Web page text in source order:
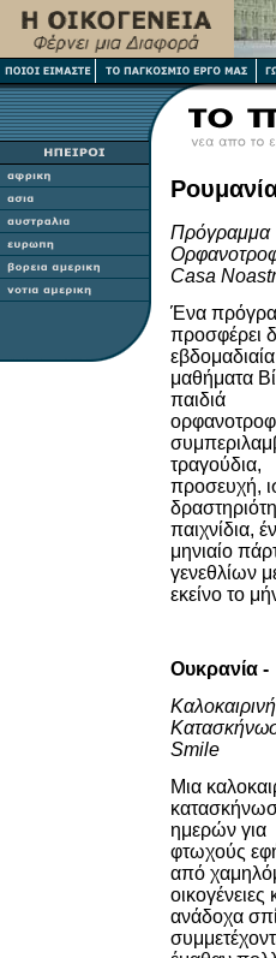
Πρόγραμμα
Casa
Ένα
προσφέρει
εβδομαδιαία
μαθήματα
παιδιά
τραγούδια,
προσευχή,
παιχνίδια,
μηνιαίο
γενεθλίων
εκείνο το
Ουκρανία -
Καλοκαιρινή
Smile
Μια
ημερών για
φτωχούς
από
οικογένειες
ανάδοχα